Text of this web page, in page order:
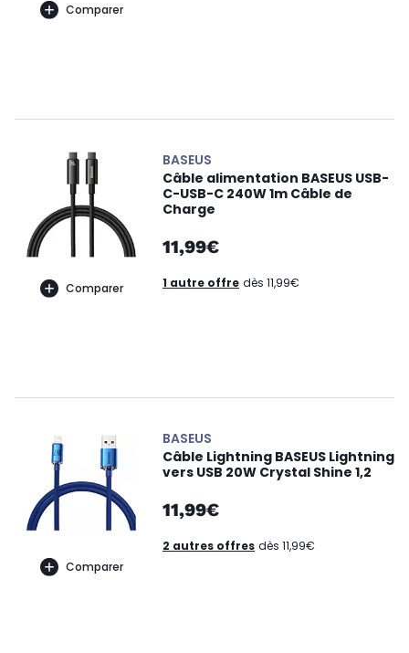
Comparer
Comparer
BASEUS
Câble alimentation BASEUS USB-
C-USB-C 240W 1m Câble de
Charge
11,99€
1 autre offre dès 11,99€
Comparer
BASEUS
Câble Lightning BASEUS Lightning
vers USB 20W Crystal Shine 1,2
11,99€
2 autres offres dès 11,99€